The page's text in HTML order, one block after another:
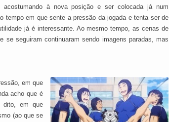
acostumando à nova posição e ser colocada já num
tempo em que sente a pressão da jogada e tenta ser de
já é interessante. Ao mesmo tempo, as cenas de
se seguiram continuaram sendo imagens paradas, mas
em que
acho que é
dito, em que
(ao que se